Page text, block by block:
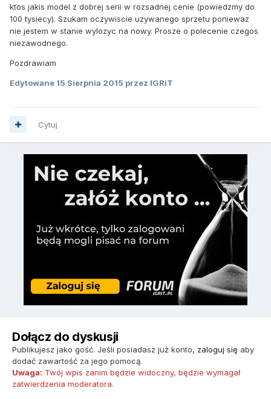
ktos jakis model z dobrej serii w rozsadnej cenie (powiedzmy do
100 tysiecy). Szukam oczywiscie uzywanego sprzetu poniewaz
nie jestem w stanie wylozyc na nowy. Prosze o polecenie czegos
niezawodnego.
Pozdrawiam
Edytowane 15 Sierpnia 2015 przez IGRiT
Cytuj
Dołącz do dyskusji
Publikujesz jako gość. Jeśli posiadasz już konto, zaloguj się aby
dodać zawartość za jego pomocą.
Uwaga: Twój wpis zanim będzie widoczny, będzie wymagał
zatwierdzenia moderatora.